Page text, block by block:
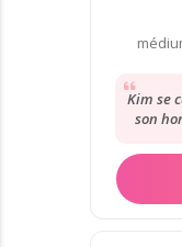
Kim se
son